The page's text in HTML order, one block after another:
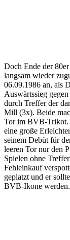
Doch Ende der
langsam wieder
06.09.1986 an, als
Auswärtssieg
durch Treffer der
Mill (3x). Beide
Tor im BVB-Trikot.
eine große
seinem Debüt für
leeren Tor nur den
Spielen ohne
Fehleinkauf
geplatzt und er
BVB-Ikone werden.